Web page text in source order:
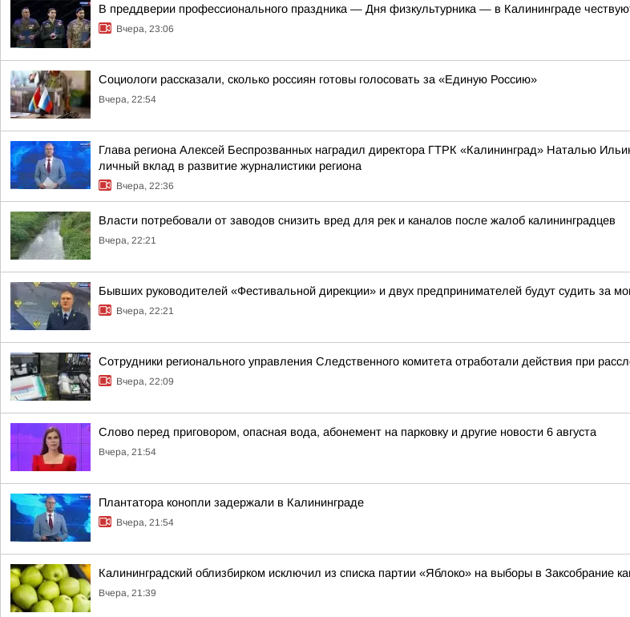
В преддверии профессионального праздника — Дня физкультурника — в Калининграде
Вчера, 23:06
Социологи рассказали, сколько россиян готовы голосовать за «Единую Россию»
Вчера, 22:54
Глава региона Алексей Беспрозванных наградил директора ГТРК «Калининград» Наталью
личный вклад в развитие журналистики региона
Вчера, 22:36
Власти потребовали от заводов снизить вред для рек и каналов после жалоб калининградцев
Вчера, 22:21
Бывших руководителей «Фестивальной дирекции» и двух предпринимателей будут судить за
Вчера, 22:21
Сотрудники регионального управления Следственного комитета отработали действия при
Вчера, 22:09
Слово перед приговором, опасная вода, абонемент на парковку и другие новости 6 августа
Вчера, 21:54
Плантатора конопли задержали в Калининграде
Вчера, 21:54
Калининградский облизбирком исключил из списка партии «Яблоко» на выборы в Заксобрание
Вчера, 21:39